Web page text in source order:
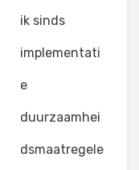
ik sinds
implementati
e
duurzaamhei
dsmaatregele